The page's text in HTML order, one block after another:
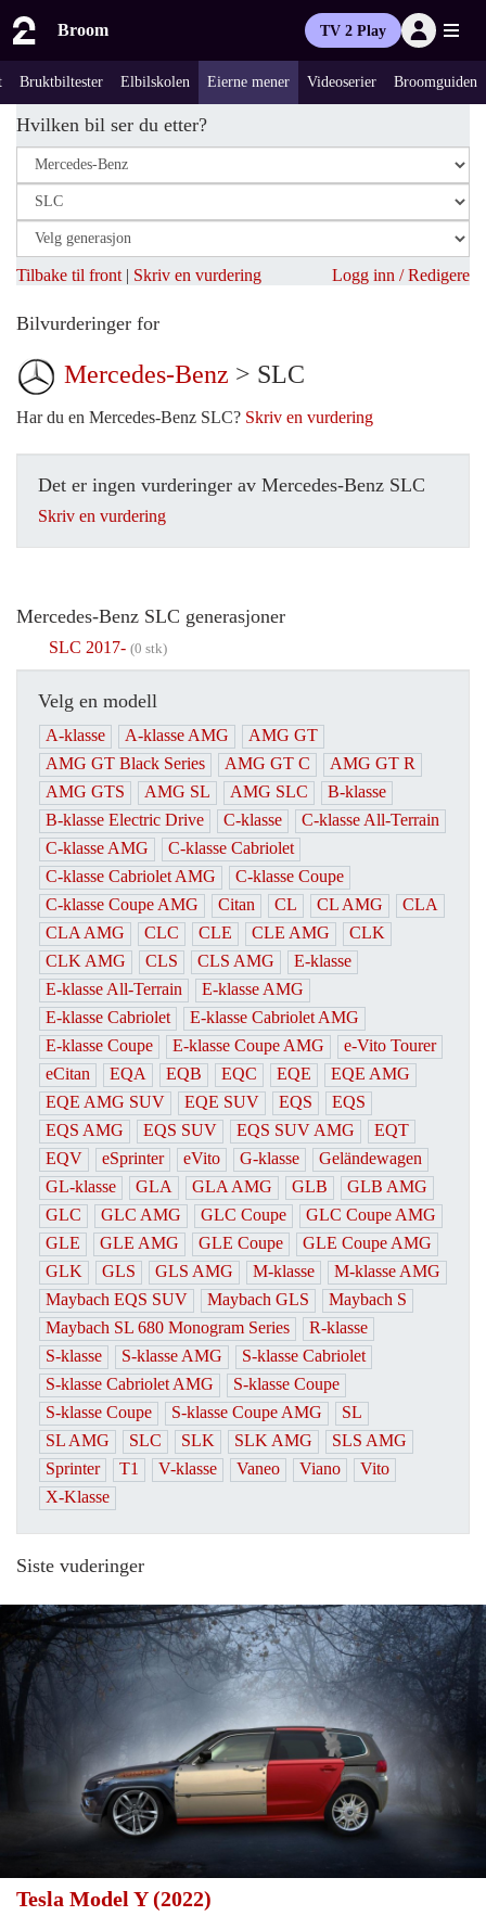
Broom TV 2 Play
Bruktbiltester Elbilskolen Eierne mener Videoserier Broomguiden
Hvilken bil ser du etter?
Tilbake til front | Skriv en vurdering Logg inn / Redigere
Bilvurderinger for
Mercedes-Benz > SLC
Har du en Mercedes-Benz SLC? Skriv en vurdering
Det er ingen vurderinger av Mercedes-Benz SLC
Skriv en vurdering
Mercedes-Benz SLC generasjoner
SLC 2017- (0 stk)
Velg en modell
A-klasse A-klasse AMG
AMG GT
AMG GT Black Series
AMG GT C
AMG GT R
AMG GTS
AMG SL AMG SLC
B-klasse
B-klasse Electric Drive
C-klasse
C-klasse All-Terrain
C-klasse AMG
C-klasse Cabriolet
C-klasse Cabriolet AMG
C-klasse Coupe
C-klasse Coupe AMG
Citan CL CL AMG
CLA
CLA AMG
CLC CLE CLE AMG
CLK
CLK AMG
CLS CLS AMG
E-klasse
E-klasse All-Terrain
E-klasse AMG
E-klasse Cabriolet
E-klasse Cabriolet AMG
E-klasse Coupe
E-klasse Coupe AMG
e-Vito Tourer
eCitan
EQA EQB EQC EQE
EQE AMG
EQE AMG SUV
EQE SUV EQS
EQS
EQS AMG
EQS SUV EQS SUV AMG
EQT
EQV
eSprinter eVito G-klasse
Geländewagen
GL-klasse
GLA GLA AMG GLB
GLB AMG
GLC
GLC AMG GLC Coupe
GLC Coupe AMG
GLE
GLE AMG GLE Coupe
GLE Coupe AMG
GLK
GLS GLS AMG M-klasse
M-klasse AMG
Maybach EQS SUV
Maybach GLS
Maybach S
Maybach SL 680 Monogram Series
R-klasse
S-klasse
S-klasse AMG
S-klasse Cabriolet
S-klasse Cabriolet AMG
S-klasse Coupe
S-klasse Coupe
S-klasse Coupe AMG
SL
SL AMG
SLC SLK SLK AMG
SLS AMG
Sprinter
T1 V-klasse Vaneo Viano
Vito
X-Klasse
Siste vuderinger
Tesla Model Y (2022)